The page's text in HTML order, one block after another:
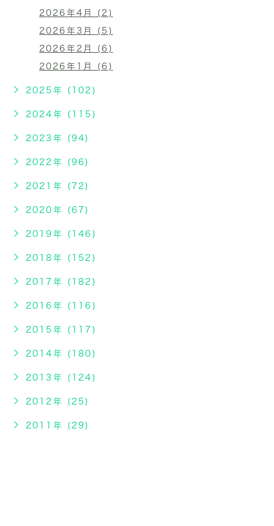
2026年4月 (2)
2026年3月 (5)
2026年2月 (6)
2026年1月 (6)
2025年 (102)
2024年 (115)
2023年 (94)
2022年 (96)
2021年 (72)
2020年 (67)
2019年 (146)
2018年 (152)
2017年 (182)
2016年 (116)
2015年 (117)
2014年 (180)
2013年 (124)
2012年 (25)
2011年 (29)